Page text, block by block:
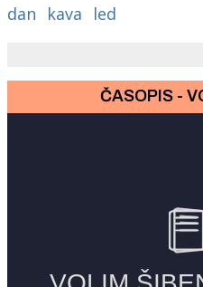
dan
kava led
ČASOPIS -